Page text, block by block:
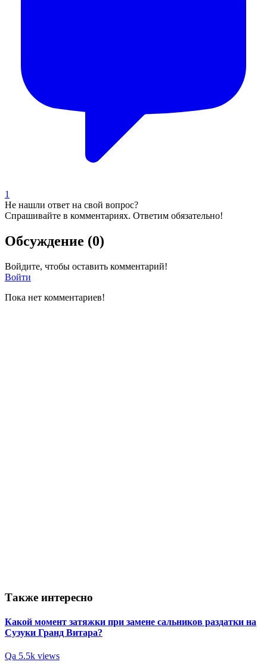
1
Не нашли ответ на свой вопрос?
Спрашивайте в комментариях. Ответим обязательно!
Обсуждение (0)
Войдите, чтобы оставить комментарий!
Войти
Пока нет комментариев!
Также интересно
Какой момент затяжки при замене сальников раздатки на
Сузуки Гранд Витара?
Qa 5.5k views